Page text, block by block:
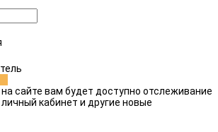
сайте вам будет доступно отслеживание
кабинет и другие новые